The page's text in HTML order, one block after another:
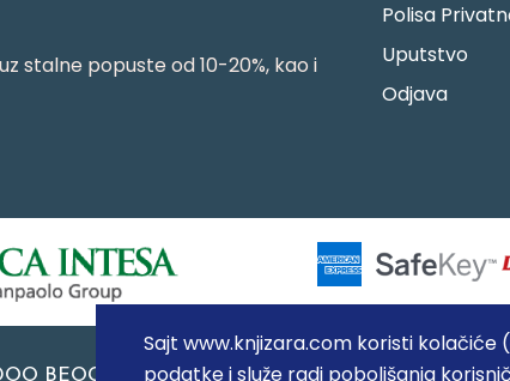
Sajt www.knjizara.com koristi kolačiće
podatke i služe radi poboljšanja
stalne popuste od 10-20%, kao i
Polisa
Uputstvo
Odjava
BEOGRAD (NOVI BEOGRAD), PIB: 105184104, MB: